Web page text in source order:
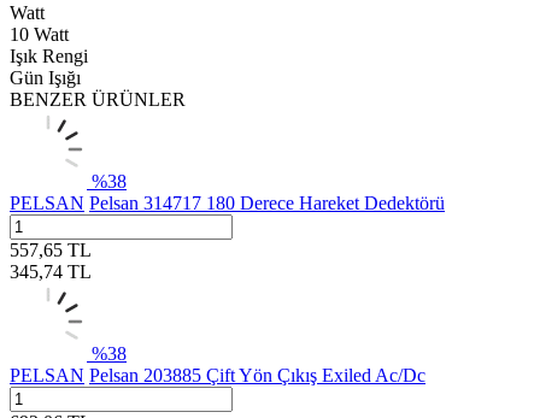
Watt
10 Watt
Işık Rengi
Gün Işığı
BENZER ÜRÜNLER
%38
PELSAN Pelsan 314717 180 Derece Hareket Dedektörü
557,65 TL
345,74 TL
%38
PELSAN Pelsan 203885 Çift Yön Çıkış Exiled Ac/Dc